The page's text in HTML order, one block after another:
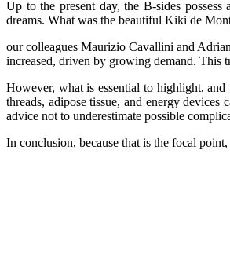
Up to the present day, the B-sides
dreams. What was the beautiful Kiki de
our colleagues Maurizio Cavallini and
increased, driven by growing demand. This
However, what is essential to highlight,
threads, adipose tissue, and energy
advice not to underestimate possible
In conclusion, because that is the focal